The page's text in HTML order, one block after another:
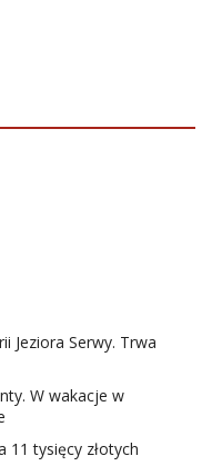
Jeziora Serwy. Trwa
W wakacje w
11 tysięcy złotych